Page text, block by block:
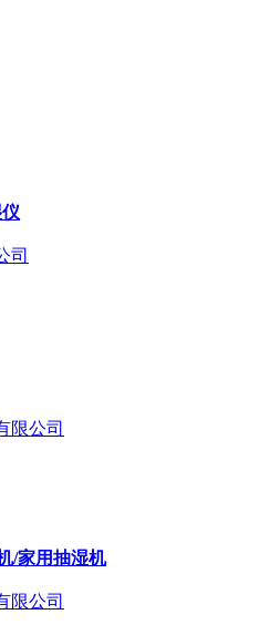
司
限公司
/家用抽湿机
限公司